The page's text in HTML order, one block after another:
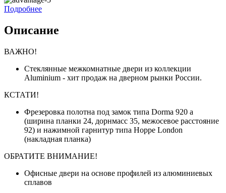
Подробнее
Описание
ВАЖНО!
Стеклянные межкомнатные двери из коллекции
Aluminium - хит продаж на дверном рынки России.
КСТАТИ!
Фрезеровка полотна под замок типа Dorma 920 a
(ширина планки 24, дорнмасс 35, межосевое расстояние
92) и нажимной гарнитур типа Hoppe London
(накладная планка)
ОБРАТИТЕ ВНИМАНИЕ!
Офисные двери на основе профилей из алюминиевых
сплавов